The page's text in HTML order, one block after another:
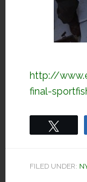
http://
final-
FILED UNDER: